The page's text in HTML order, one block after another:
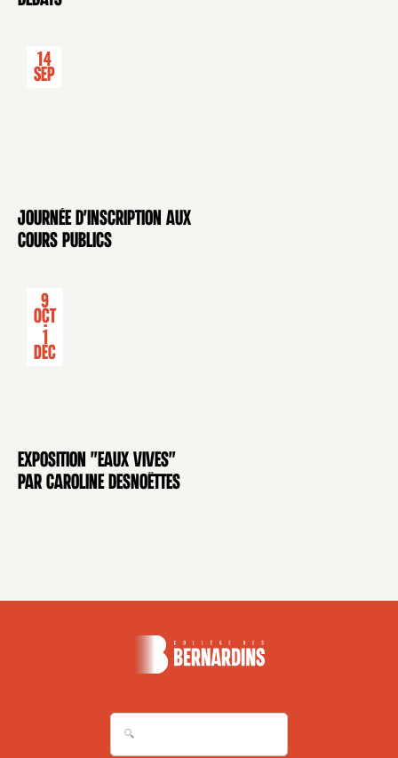
CONFÉRENCE
14
Sep
Journée d'inscription aux
cours publics
EXPOSITION
9
Oct
-
1
Déc
Exposition "Eaux Vives"
par Caroline Desnoëttes